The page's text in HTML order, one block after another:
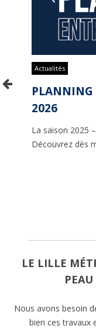
Actualités
PLANNING
2026
La saison 2025
Découvrez dès
LE LILLE
Nous avons besoin
bien ces travaux